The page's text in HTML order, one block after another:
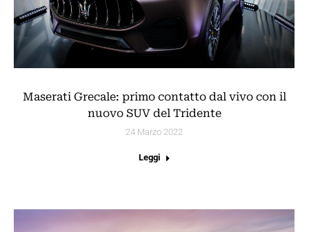
Maserati Grecale: primo contatto dal vivo con il
nuovo SUV del Tridente
24 Marzo 2022
Leggi